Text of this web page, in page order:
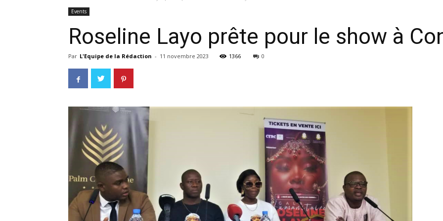
Events
Roseline Layo prête pour le show à
Par L'Equipe de la Rédaction - 11 novembre 2023 1366 0